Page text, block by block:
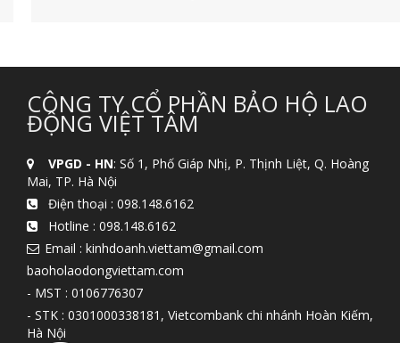
CÔNG TY CỔ PHẦN BẢO HỘ LAO
ĐỘNG VIỆT TÂM
VPGD - HN: Số 1, Phố Giáp Nhị, P. Thịnh Liệt, Q. Hoàng
Mai, TP. Hà Nội
Điện thoại : 098.148.6162
Hotline : 098.148.6162
Email : kinhdoanh.viettam@gmail.com
baoholaodongviettam.com
- MST : 0106776307
- STK : 0301000338181, Vietcombank chi nhánh Hoàn Kiếm,
Hà Nội